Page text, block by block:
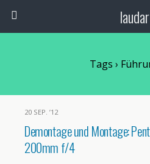
Tags ›
20 SEP. ’12
Demontage und Montage:
200mm f/4